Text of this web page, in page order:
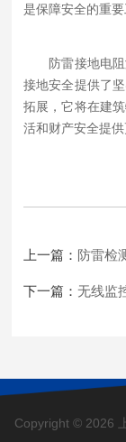
是保障安全的重要
防雷接地电阻
接地安全提供了
拓展，它将在建
活和财产安全提供
上一篇： 防雷检
下一篇：无线监
Copyright © 2026